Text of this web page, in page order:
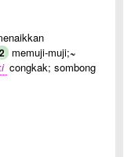
2 memuji-muji;~
congkak; sombong